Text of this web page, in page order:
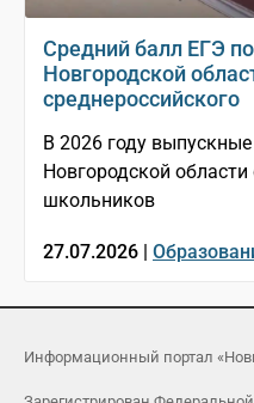
Средний балл ЕГЭ
Новгородской
среднероссийского
В 2026 году
Новгородской
школьников
27.07.2026 |
Информационный портал